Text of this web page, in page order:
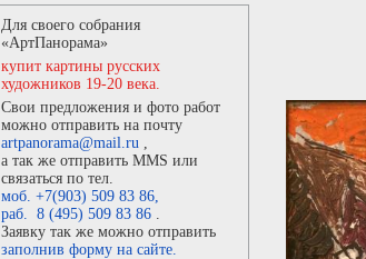
Для своего собрания
«АртПанорама»
купит картины русских
художников 19-20 века.
Свои предложения и фото работ
можно отправить на почту
artpanorama@mail.ru ,
а так же отправить MMS или
связаться по тел.
моб. +7(903) 509 83 86,
раб. 8 (495) 509 83 86 .
Заявку так же можно отправить
заполнив форму на сайте.